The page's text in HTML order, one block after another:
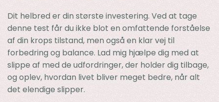
Dit helbred er din største investering. Ved at tage
denne test får du ikke blot en omfattende forståelse
af din krops tilstand, men også en klar vej til
forbedring og balance. Lad mig hjælpe dig med at
slippe af med de udfordringer, der holder dig tilbage,
og oplev, hvordan livet bliver meget bedre, når alt
det elendige slipper.